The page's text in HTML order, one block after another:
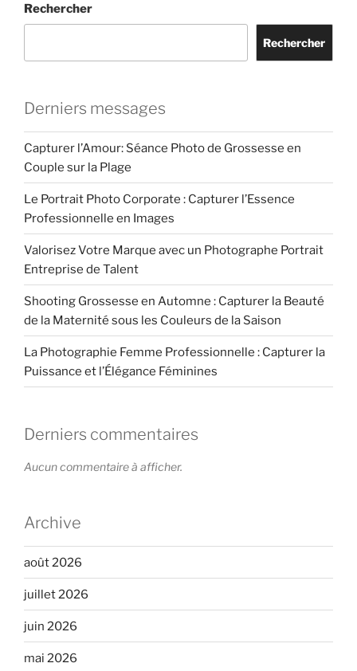
Rechercher
Rechercher
Derniers messages
Capturer l’Amour: Séance Photo de Grossesse en
Couple sur la Plage
Le Portrait Photo Corporate : Capturer l’Essence
Professionnelle en Images
Valorisez Votre Marque avec un Photographe Portrait
Entreprise de Talent
Shooting Grossesse en Automne : Capturer la Beauté
de la Maternité sous les Couleurs de la Saison
La Photographie Femme Professionnelle : Capturer la
Puissance et l’Élégance Féminines
Derniers commentaires
Aucun commentaire à afficher.
Archive
août 2026
juillet 2026
juin 2026
mai 2026